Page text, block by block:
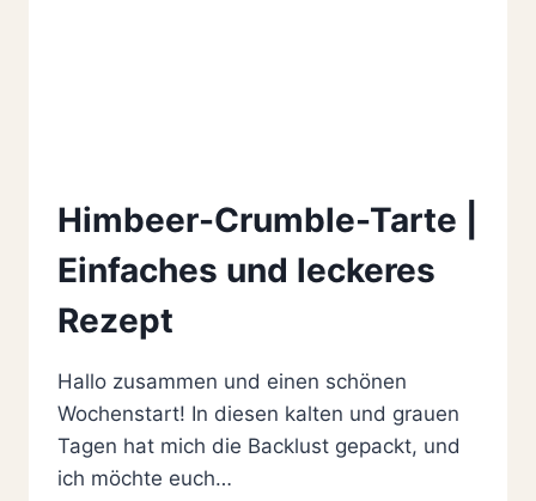
Himbeer-Crumble-Tarte |
Einfaches und leckeres
Rezept
Hallo zusammen und einen schönen
Wochenstart! In diesen kalten und grauen
Tagen hat mich die Backlust gepackt, und
ich möchte euch…